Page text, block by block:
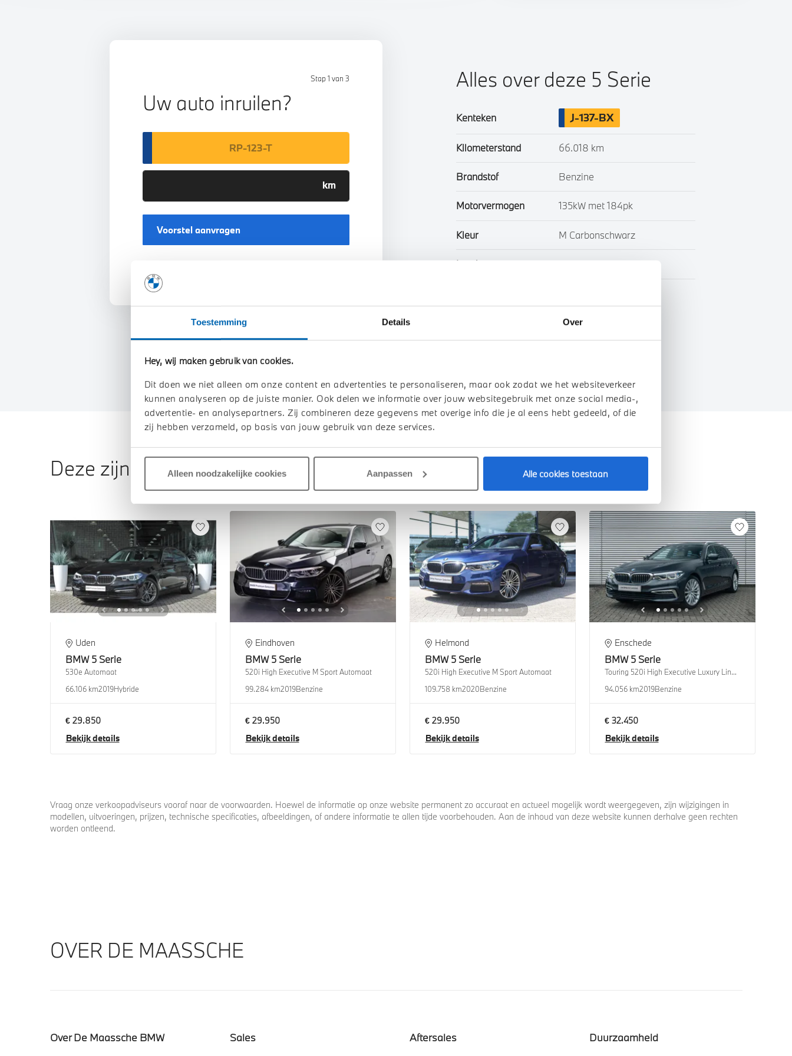
Toestemming Details Over
Hey, wij maken gebruik van cookies.
Dit doen we niet alleen om onze content en advertenties te personaliseren, maar ook zodat we het websiteverkeer
kunnen analyseren op de juiste manier. Ook delen we informatie over jouw websitegebruik met onze social media-,
advertentie- en analysepartners. Zij combineren deze gegevens met overige info die je al eens hebt gedeeld, of die
zij hebben verzameld, op basis van jouw gebruik van deze services.
Alleen noodzakelijke cookies Aanpassen Alle cookies toestaan
Stap 1 van 3
Uw auto inruilen?
Voorstel aanvragen
Alles over deze 5 Serie
Kenteken J-137-BX
Kilometerstand 66.018 km
Brandstof Benzine
Motorvermogen 135kW met 184pk
Kleur M Carbonschwarz
Interieur Leder
Toon alle eigenschappen
Deze zijn vergelijkbaar
Uden
BMW 5 Serie
530e Automaat
66.106 km2019Hybride
€ 29.850
Bekijk details
Eindhoven
BMW 5 Serie
520i High Executive M Sport Automaat
99.284 km2019Benzine
€ 29.950
Bekijk details
Helmond
BMW 5 Serie
520i High Executive M Sport Automaat
109.758 km2020Benzine
€ 29.950
Bekijk details
Enschede
BMW 5 Serie
Touring 520i High Executive Luxury Line Automaat
94.056 km2019Benzine
€ 32.450
Bekijk details
Vraag onze verkoopadviseurs vooraf naar de voorwaarden. Hoewel de informatie op onze website permanent zo accuraat en actueel mogelijk wordt weergegeven, zijn wijzigingen in
modellen, uitvoeringen, prijzen, technische specificaties, afbeeldingen, of andere informatie te allen tijde voorbehouden. Aan de inhoud van deze website kunnen derhalve geen rechten
worden ontleend.
OVER DE MAASSCHE
Over De Maassche BMW
Sales
Aftersales
Duurzaamheid